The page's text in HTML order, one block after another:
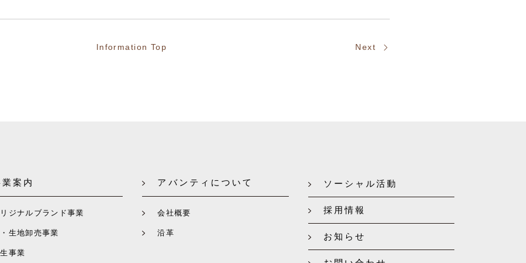
Information Top Next
業案内
ジナルブランド事業
生地卸売事業
事業
アバンティについて
会社概要
沿革
ソーシャル活動
採用情報
お知らせ